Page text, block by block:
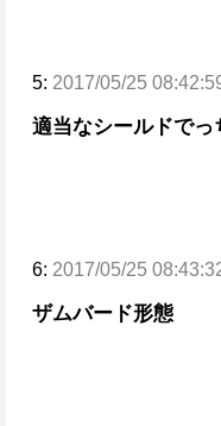
5: 2017/05/25
適当なシールドでっ
6: 2017/05/25
ザムバード形態